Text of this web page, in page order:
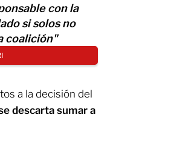
con la
si solos no
coalición"
a la decisión del
descarta sumar a